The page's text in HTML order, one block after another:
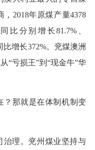
2018年原煤产量4378
比分别增长81.7%、
增长372%。兖煤澳洲
“亏损王”到“现金牛”华
？那就是在体制机制变
治理。兖州煤业坚持与